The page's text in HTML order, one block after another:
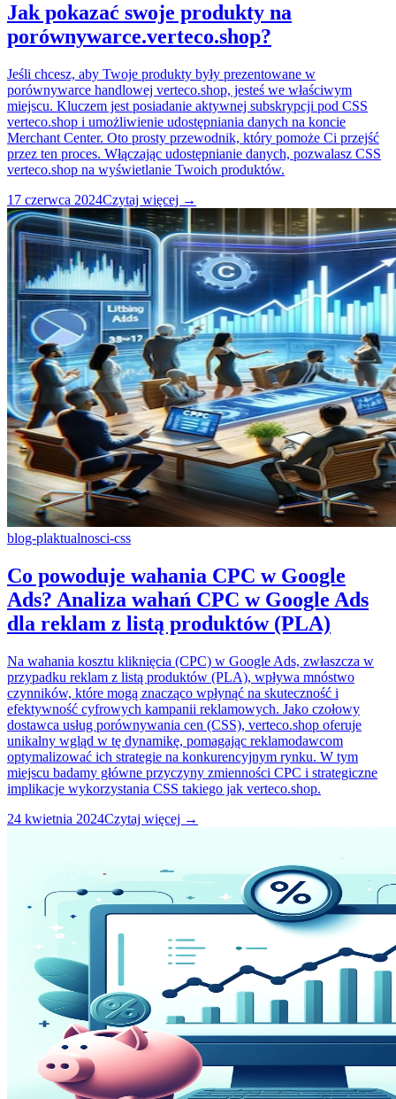
Jak pokazać swoje produkty na
porównywarce.verteco.shop?
Jeśli chcesz, aby Twoje produkty były prezentowane w
porównywarce handlowej verteco.shop, jesteś we właściwym
miejscu. Kluczem jest posiadanie aktywnej subskrypcji pod CSS
verteco.shop i umożliwienie udostępniania danych na koncie
Merchant Center. Oto prosty przewodnik, który pomoże Ci przejść
przez ten proces. Włączając udostępnianie danych, pozwalasz CSS
verteco.shop na wyświetlanie Twoich produktów.
17 czerwca 2024Czytaj więcej →
blog-plaktualnosci-css
Co powoduje wahania CPC w Google
Ads? Analiza wahań CPC w Google Ads
dla reklam z listą produktów (PLA)
Na wahania kosztu kliknięcia (CPC) w Google Ads, zwłaszcza w
przypadku reklam z listą produktów (PLA), wpływa mnóstwo
czynników, które mogą znacząco wpłynąć na skuteczność i
efektywność cyfrowych kampanii reklamowych. Jako czołowy
dostawca usług porównywania cen (CSS), verteco.shop oferuje
unikalny wgląd w tę dynamikę, pomagając reklamodawcom
optymalizować ich strategie na konkurencyjnym rynku. W tym
miejscu badamy główne przyczyny zmienności CPC i strategiczne
implikacje wykorzystania CSS takiego jak verteco.shop.
24 kwietnia 2024Czytaj więcej →